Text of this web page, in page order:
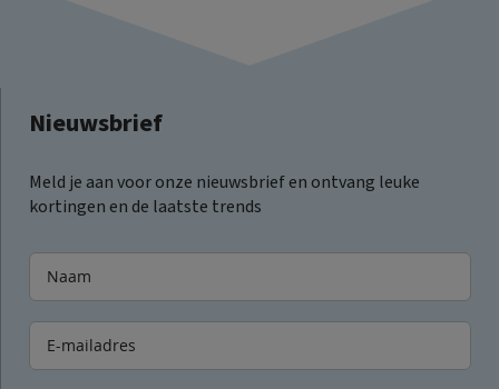
Nieuwsbrief
Meld je aan voor onze nieuwsbrief en ontvang leuke
kortingen en de laatste trends